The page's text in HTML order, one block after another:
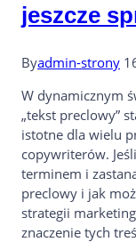
jeszcze
Byadmin-strony
W dynamicznym
„tekst preclowy”
istotne dla wielu
copywriterów.
terminem i
preclowy i jak
strategii
znaczenie tych